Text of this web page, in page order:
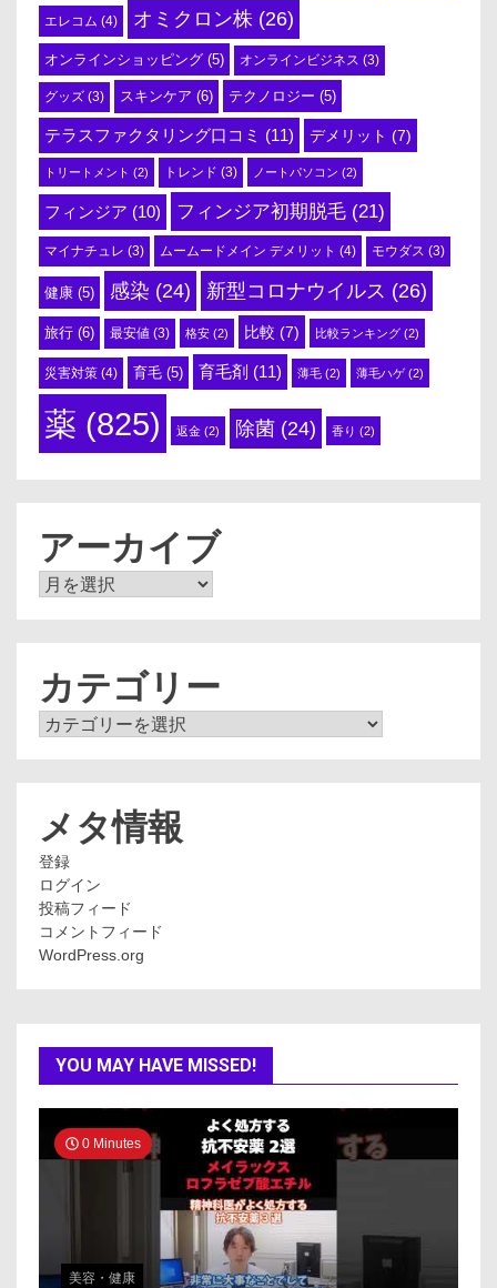
エレコム (4) オミクロン株 (26)
オンラインショッピング (5) オンラインビジネス (3)
グッズ (3) スキンケア (6) テクノロジー (5)
テラスファクタリング口コミ (11) デメリット (7)
トリートメント (2) トレンド (3) ノートパソコン (2)
フィンジア (10) フィンジア初期脱毛 (21)
マイナチュレ (3) ムームードメイン デメリット (4) モウダス (3)
健康 (5) 感染 (24) 新型コロナウイルス (26)
旅行 (6) 最安値 (3) 格安 (2) 比較 (7) 比較ランキング (2)
災害対策 (4) 育毛 (5) 育毛剤 (11) 薄毛 (2) 薄毛ハゲ(2)
薬 (825) 返金 (2) 除菌 (24) 香り (2)
アーカイブ
ア
カテゴリー
カ
メタ情報
登録
ログイン
投稿フィード
コメントフィード
WordPress.org
YOU MAY HAVE MISSED!
0 Minutes
美容・健康